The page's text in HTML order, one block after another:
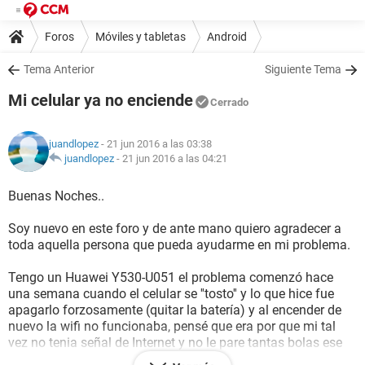
Foros Móviles y tabletas Android
Tema Anterior Siguiente Tema
Mi celular ya no enciende Cerrado
juandlopez - 21 jun 2016 a las 03:38
juandlopez - 21 jun 2016 a las 04:21
Buenas Noches..
Soy nuevo en este foro y de ante mano quiero agradecer a
toda aquella persona que pueda ayudarme en mi problema.
Tengo un Huawei Y530-U051 el problema comenzó hace
una semana cuando el celular se ''tosto'' y lo que hice fue
apagarlo forzosamente (quitar la batería) y al encender de
nuevo la wifi no funcionaba, pensé que era por que mi tal
vez no tenia señal de Internet y no le pare tantas bolas ese
día, fue solo hasta el día de ayer cuando decidí hacer algo